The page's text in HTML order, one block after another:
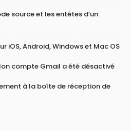
source et les entêtes d’un
iOS, Android, Windows et Mac OS
compte Gmail a été désactivé
à la boîte de réception de